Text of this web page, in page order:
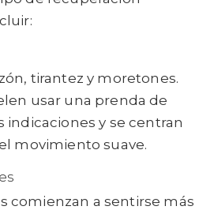
tirantez y moretones.
usar una prenda de
indicaciones y se centran
movimiento suave.
comienzan a sentirse más